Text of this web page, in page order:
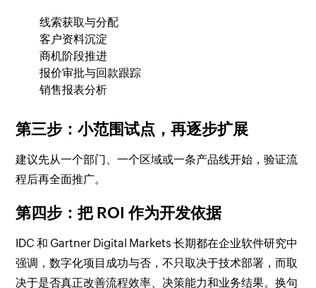
线索获取与分配
客户资料沉淀
商机阶段推进
报价审批与回款跟踪
销售报表分析
第三步：小范围试点，再逐步扩展
建议先从一个部门、一个区域或一条产品线开始，验证流
程后再全面推广。
第四步：把 ROI 作为开发依据
IDC 和 Gartner Digital Markets 长期都在企业软件研究中
强调，数字化项目成功与否，不只取决于技术部署，而取
决于是否真正改善流程效率、决策能力和业务结果。换句